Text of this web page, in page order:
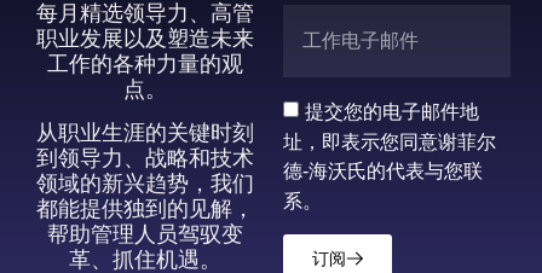
每月精选领导力、高管
职业发展以及塑造未来
工作的各种力量的观
点。
从职业生涯的关键时刻
到领导力、战略和技术
领域的新兴趋势，我们
都能提供独到的见解，
帮助管理人员驾驭变
革、抓住机遇。
提交您的电子邮件地
址，即表示您同意谢菲尔
德-海沃氏的代表与您联
系。
订阅